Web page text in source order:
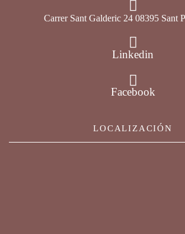
Carrer Sant Galderic 24 08395 Sant
Linkedin
Facebook
LOCALIZACIÓN